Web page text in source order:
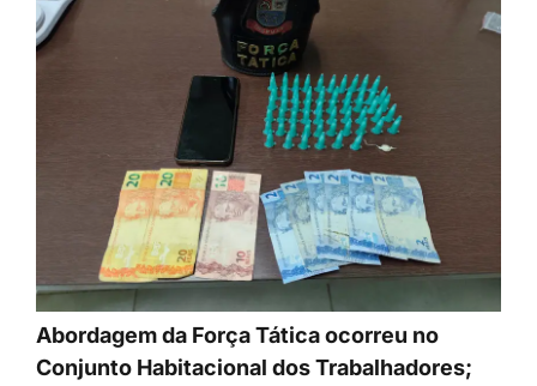
Abordagem da Força Tática ocorreu no
Conjunto Habitacional dos Trabalhadores;